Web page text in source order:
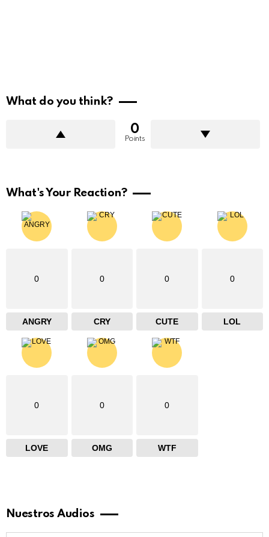
What do you think?
0
Points
What's Your Reaction?
0
ANGRY
0
CRY
0
CUTE
0
LOL
0
LOVE
0
OMG
0
WTF
Nuestros Audios